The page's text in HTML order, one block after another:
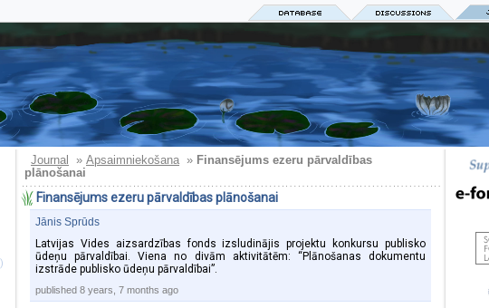
)
Journal » Apsaimniekošana » Finansējums ezeru pārvaldības
plānošanai
Finansējums ezeru pārvaldības plānošanai
Jānis Sprūds
Latvijas Vides aizsardzības fonds izsludinājis projektu konkursu publisko
ūdeņu pārvaldībai. Viena no divām aktivitātēm: “Plānošanas dokumentu
izstrāde publisko ūdeņu pārvaldībai”.
published 8 years, 7 months ago